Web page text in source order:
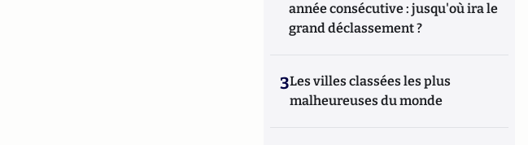
année consécutive : jusqu'où ira le
grand déclassement ?
3Les villes classées les plus
malheureuses du monde